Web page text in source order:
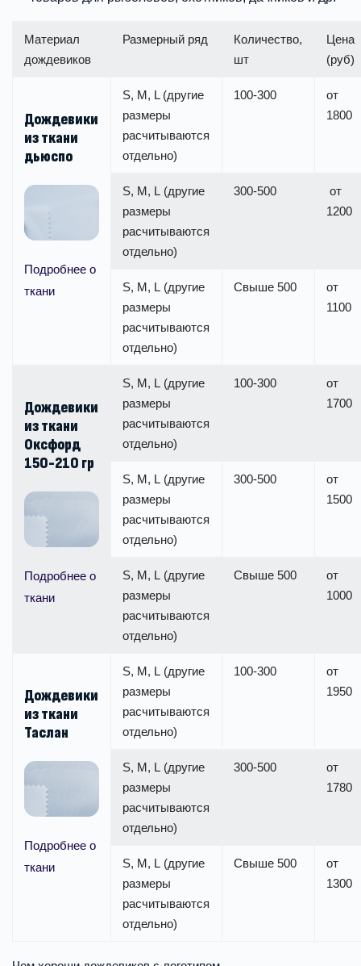
Материал
дождевиков
Размерный ряд
Количество,
шт
Цена
(руб)
Дождевики
из ткани
дьюспо
Подробнее о
ткани
S, M, L (другие
размеры
расчитываются
отдельно)
100-300
от
1800
S, M, L (другие
размеры
расчитываются
отдельно)
300-500
от
1200
S, M, L (другие
размеры
расчитываются
отдельно)
Свыше 500
от
1100
Дождевики
из ткани
Оксфорд
150-210 гр
Подробнее о
ткани
S, M, L (другие
размеры
расчитываются
отдельно)
100-300
от
1700
S, M, L (другие
размеры
расчитываются
отдельно)
300-500
от
1500
S, M, L (другие
размеры
расчитываются
отдельно)
Свыше 500
от
1000
Дождевики
из ткани
Таслан
Подробнее о
ткани
S, M, L (другие
размеры
расчитываются
отдельно)
100-300
от
1950
S, M, L (другие
размеры
расчитываются
отдельно)
300-500
от
1780
S, M, L (другие
размеры
расчитываются
отдельно)
Свыше 500
от
1300